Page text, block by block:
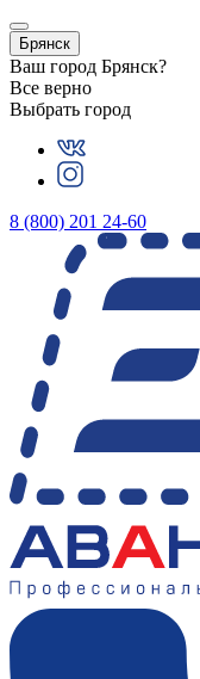
Брянск
Ваш город Брянск?
Все верно
Выбрать город
8 (800) 201 24-60